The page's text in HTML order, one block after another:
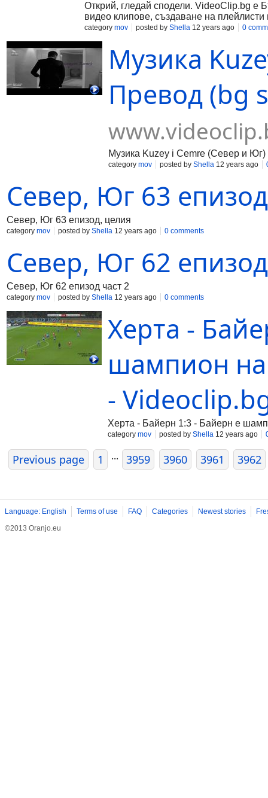
Открий, гледай сподели. VideoClip.bg е
видео клипове, създаване на плейлисти
category mov posted by Shella 12 years ago 0
Музика
Превод (bg
Музика Kuzey i Cemre (Север и
category mov posted by Shella 12 years ago
Север, Юг 63
Север, Юг 63 епизод, целия
category mov posted by Shella 12 years ago 0 comments
Север, Юг 62
Север, Юг 62 епизод част 2
category mov posted by Shella 12 years ago 0 comments
Херта -
шампион на
-
Херта - Байерн 1:3 - Байерн е
category mov posted by Shella 12 years ago
Previous page 1 ... 3959 3960 3961 3962
Language: English Terms of use FAQ Categories Newest stories
©2013 Oranjo.eu